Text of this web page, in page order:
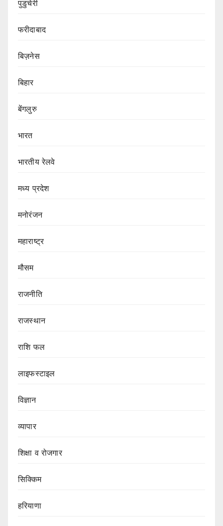
पुडुचेरी
फरीदाबाद
बिज़नेस
बिहार
बेंगलुरु
भारत
भारतीय रेलवे
मध्य प्रदेश
मनोरंजन
महाराष्ट्र
मौसम
राजनीति
राजस्थान
राशि फल
लाइफस्टाइल
विज्ञान
व्यापार
शिक्षा व रोजगार
सिक्किम
हरियाणा